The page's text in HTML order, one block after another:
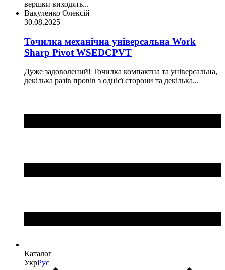
вершки виходять...
Вакуленко Олексій
30.08.2025
Точилка механічна універсальна Work
Sharp Pivot WSEDCPVT
Дуже задоволений! Точилка компактна та універсальна,
декілька разів провів з однієї сторони та декілька...
Каталог
УкрРус